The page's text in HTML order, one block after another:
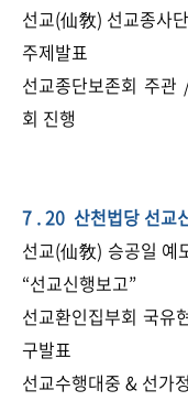
선교(仙敎) 선교종사
주제발표
선교종단보존회 주
회 진행
7 . 20 산천법당 선교
선교(仙敎) 승공일 예
“선교신행보고”
선교환인집부회 국유
구발표
선교수행대중 & 선가